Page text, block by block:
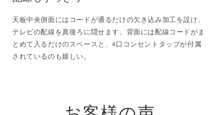
天板中央側面にはコードが通るだけの欠き込み加工を設け、
テレビの配線を真後ろに隠せます。背面には配線コードがま
とめて入るだけのスペースと、4口コンセントタップが付属
されているのも嬉しい。